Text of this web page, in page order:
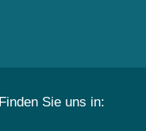
Finden Sie uns in: